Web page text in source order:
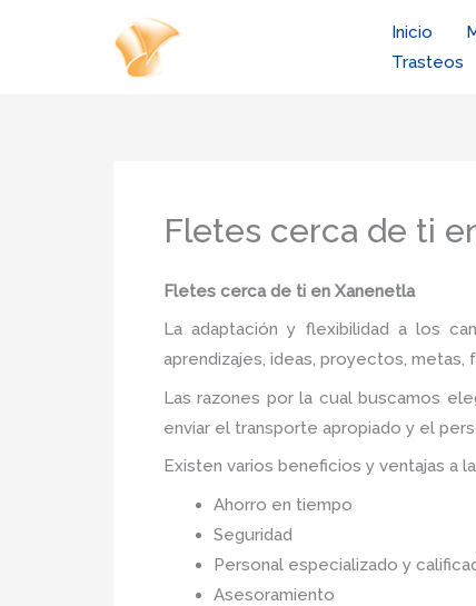
Inicio
Trasteos
Fletes cerca de ti
Fletes cerca de ti en Xanenetla
La adaptación y flexibilidad a los
aprendizajes, ideas, proyectos, metas,
Las razones por la cual buscamos
enviar el transporte apropiado y el
Existen varios beneficios y ventajas a
Ahorro en tiempo
Seguridad
Personal especializado y
Asesoramiento